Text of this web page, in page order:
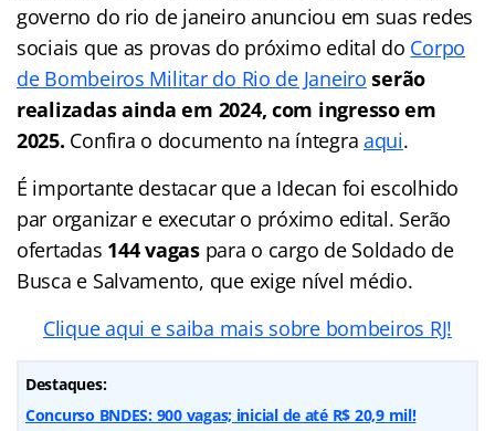
governo do rio de janeiro anunciou em suas redes
sociais que as provas do próximo edital do Corpo
de Bombeiros Militar do Rio de Janeiro serão
realizadas ainda em 2024, com ingresso em
2025. Confira o documento na íntegraaqui.
É importante destacar que a Idecan foi escolhido
par organizar e executar o próximo edital. Serão
ofertadas 144 vagaspara o cargo de Soldado de
Busca e Salvamento, que exige nível médio.
Clique aqui e saiba mais sobre bombeiros RJ!
Destaques:
Concurso BNDES: 900 vagas; inicial de até R$ 20,9 mil!